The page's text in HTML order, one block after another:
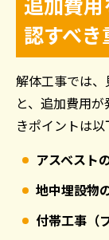
認すべき
解体工事では
と、追加費用
きポイントは以
アスベスト
地中埋設物
付帯工事（